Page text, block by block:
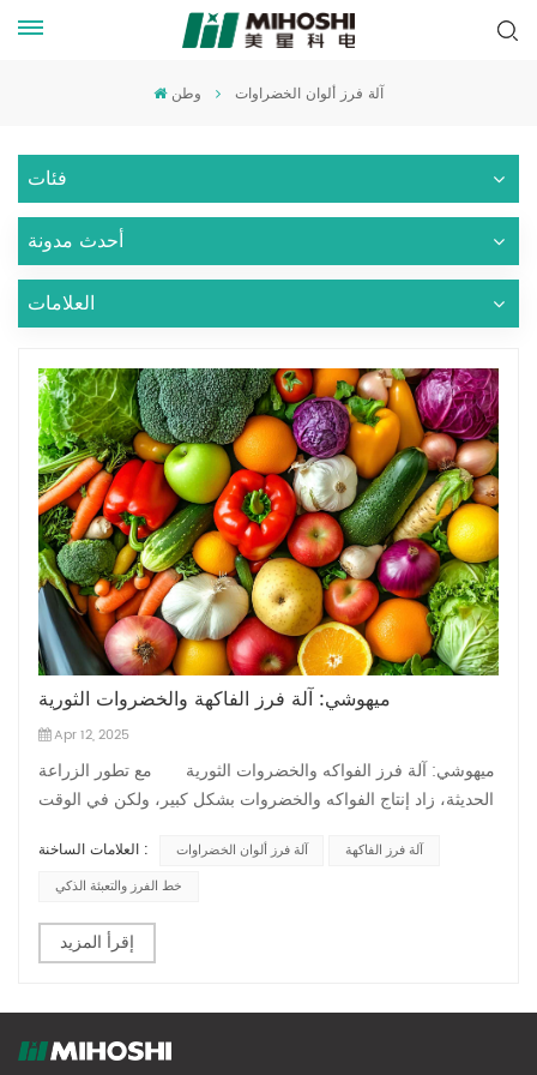
وطن آلة فرز ألوان الخضراوات
فئات
أحدث مدونة
العلامات
ميهوشي: آلة فرز الفاكهة والخضروات الثورية
Apr 12, 2025
ميهوشي: آلة فرز الفواكه والخضروات الثورية مع تطور الزراعة
الحديثة، زاد إنتاج الفواكه والخضروات بشكل كبير، ولكن في الوقت
العالمي. إن طرق الفرز التقليدية تستغرق وقتا طويلا وتتطلب الكثير
العلامات الساخنة : آلة فرز ألوان الخضراوات
آلة فرز الفاكهة
خط الفرز والتعبئة الذكي
إقرأ المزيد